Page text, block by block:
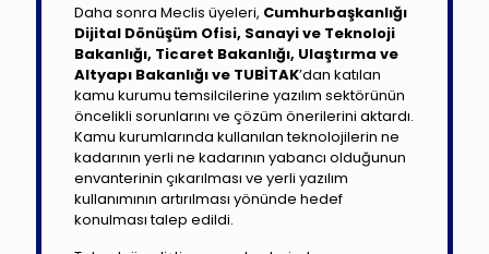
Daha sonra Meclis üyeleri, Cumhurbaşkanlığı
Dijital Dönüşüm Ofisi, Sanayi ve Teknoloji
Bakanlığı, Ticaret Bakanlığı, Ulaştırma ve
Altyapı Bakanlığı ve TUBİTAK’dan katılan
kamu kurumu temsilcilerine yazılım sektörünün
öncelikli sorunlarını ve çözüm önerilerini aktardı.
Kamu kurumlarında kullanılan teknolojilerin ne
kadarının yerli ne kadarının yabancı olduğunun
envanterinin çıkarılması ve yerli yazılım
kullanımının artırılması yönünde hedef
konulması talep edildi.